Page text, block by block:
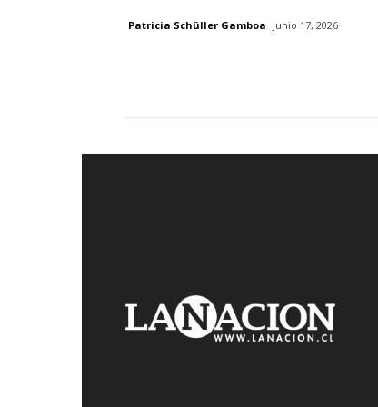
Patricia Schüller Gamboa Junio 17, 2026